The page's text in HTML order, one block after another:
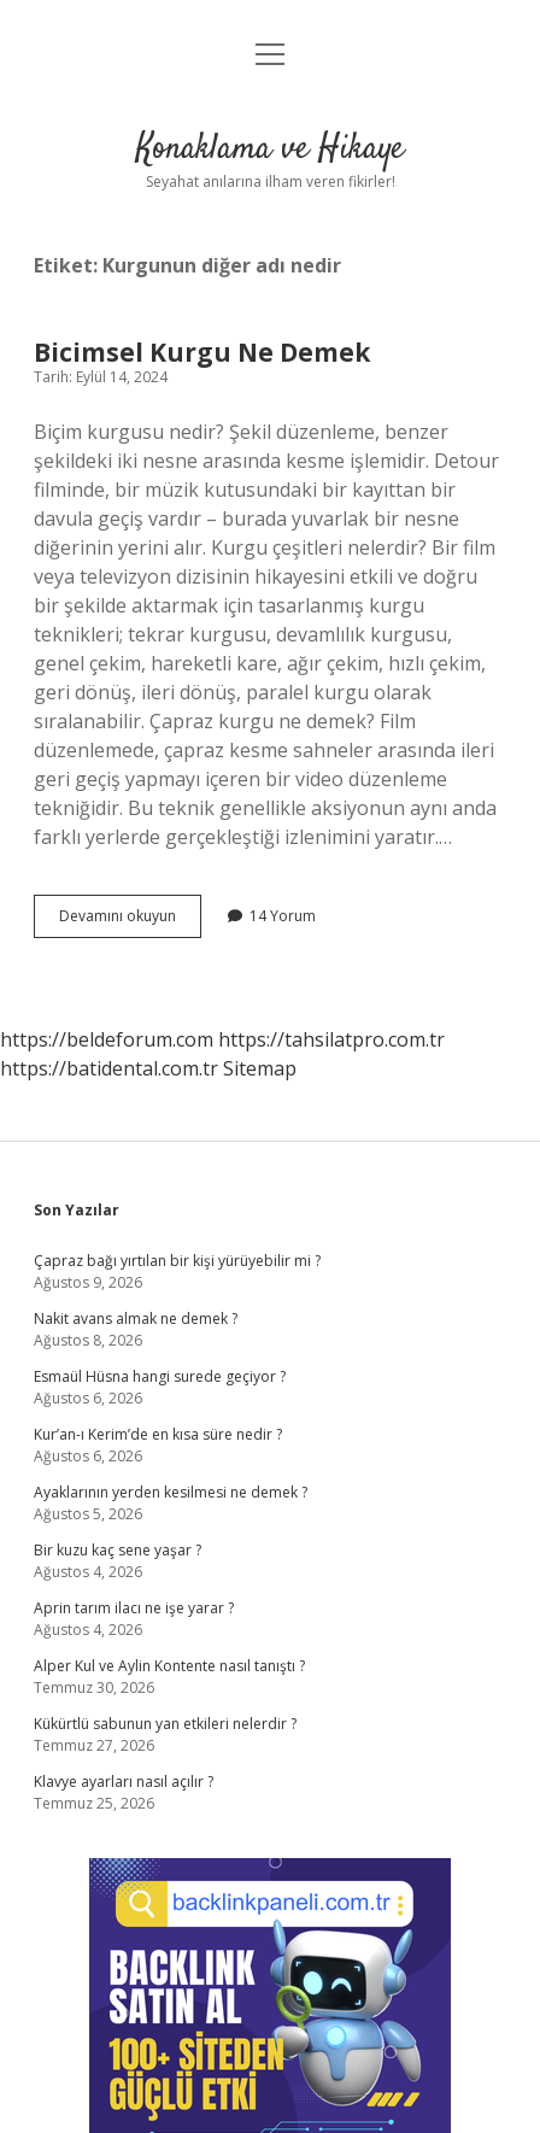
Anasayfa
Yasal Uyarı
menüyü
Konaklama ve Hikaye
Seyahat anılarına ilham veren fikirler!
Etiket: Kurgunun diğer adı nedir
Bicimsel Kurgu Ne Demek
Tarih: Eylül 14, 2024
Biçim kurgusu nedir? Şekil düzenleme, benzer
şekildeki iki nesne arasında kesme işlemidir. Detour
filminde, bir müzik kutusundaki bir kayıttan bir
davula geçiş vardır – burada yuvarlak bir nesne
diğerinin yerini alır. Kurgu çeşitleri nelerdir? Bir film
veya televizyon dizisinin hikayesini etkili ve doğru
bir şekilde aktarmak için tasarlanmış kurgu
teknikleri; tekrar kurgusu, devamlılık kurgusu,
genel çekim, hareketli kare, ağır çekim, hızlı çekim,
geri dönüş, ileri dönüş, paralel kurgu olarak
sıralanabilir. Çapraz kurgu ne demek? Film
düzenlemede, çapraz kesme sahneler arasında ileri
geri geçiş yapmayı içeren bir video düzenleme
tekniğidir. Bu teknik genellikle aksiyonun aynı anda
farklı yerlerde gerçekleştiği izlenimini yaratır.…
Devamını okuyun Bicimsel
Kurgu
14 Yorum
https://beldeforum.com https://tahsilatpro.com.tr
https://batidental.com.trSitemap
Sidebar
Son Yazılar
Çapraz bağı yırtılan bir kişi yürüyebilir mi ?
Ağustos 9, 2026
Nakit avans almak ne demek ?
Ağustos 8, 2026
Esmaül Hüsna hangi surede geçiyor ?
Ağustos 6, 2026
Kur’an-ı Kerim’de en kısa süre nedir ?
Ağustos 6, 2026
Ayaklarının yerden kesilmesi ne demek ?
Ağustos 5, 2026
Bir kuzu kaç sene yaşar ?
Ağustos 4, 2026
Aprin tarım ilacı ne işe yarar ?
Ağustos 4, 2026
Alper Kul ve Aylin Kontente nasıl tanıştı ?
Temmuz 30, 2026
Kükürtlü sabunun yan etkileri nelerdir ?
Temmuz 27, 2026
Klavye ayarları nasıl açılır ?
Temmuz 25, 2026